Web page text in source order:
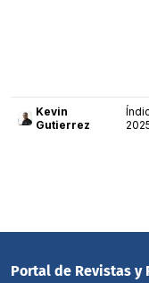
Portal de Revistas y